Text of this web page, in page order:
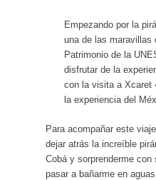
Empezando por la
una de las maravillas
Patrimonio de la
disfrutar de la
con la visita a Xcaret
la experiencia del
Para acompañar este
dejar atrás la increíble
Cobá y sorprenderme
pasar a bañarme en